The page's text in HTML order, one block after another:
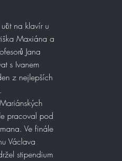
na klavír u
Maxiána a
Jana
s Ivanem
z nejlepších
pracoval pod
Ve finále
Václava
stipendium